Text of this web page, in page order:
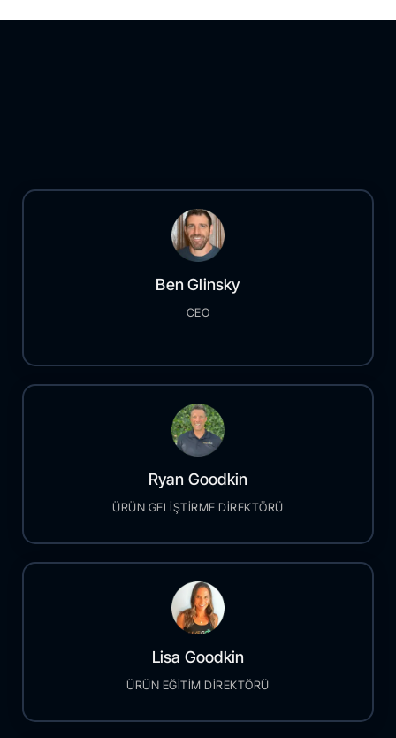
Ben Glinsky
CEO
Ryan Goodkin
ÜRÜN GELİŞTİRME DİREKTÖRÜ
Lisa Goodkin
ÜRÜN EĞİTİM DİREKTÖRÜ